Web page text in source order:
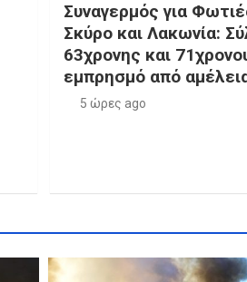
Συναγερμός για
Σκύρο και Λακωνία:
63χρονης και
εμπρησμό από
5 ώρες ago